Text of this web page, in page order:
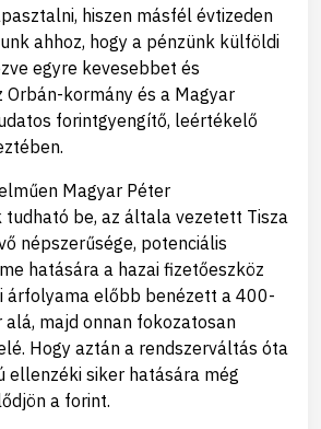
hiszen másfél évtizeden
ahhoz, hogy a pénzünk külföldi
egyre kevesebbet és
Orbán-kormány és a Magyar
forintgyengítő, leértékelő
Magyar Péter
be, az általa vezetett Tisza
népszerűsége, potenciális
hatására a hazai fizetőeszköz
árfolyama előbb benézett a 400-
majd onnan fokozatosan
Hogy aztán a rendszerváltás óta
ellenzéki siker hatására még
a forint.